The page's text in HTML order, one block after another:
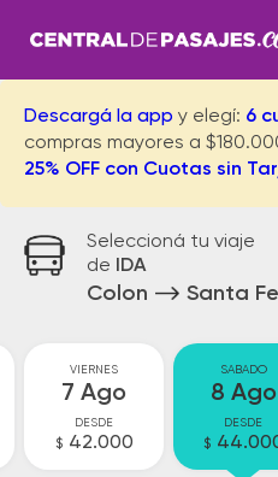
Descargá la app y elegí: 6
compras mayores a
25% OFF con Cuotas sin
Seleccioná tu viaje
de
IDA
Colon Santa Fe
VIERNES
7 Ago
DESDE
$ 42.000
SABADO
8 Ago
DESDE
$